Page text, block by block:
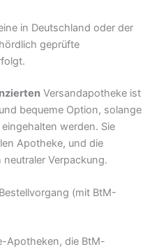
in Deutschland oder der
geprüfte
Versandapotheke ist
bequeme Option, solange
werden. Sie
Apotheke, und die
Verpackung.
(mit BtM-
Apotheken, die BtM-